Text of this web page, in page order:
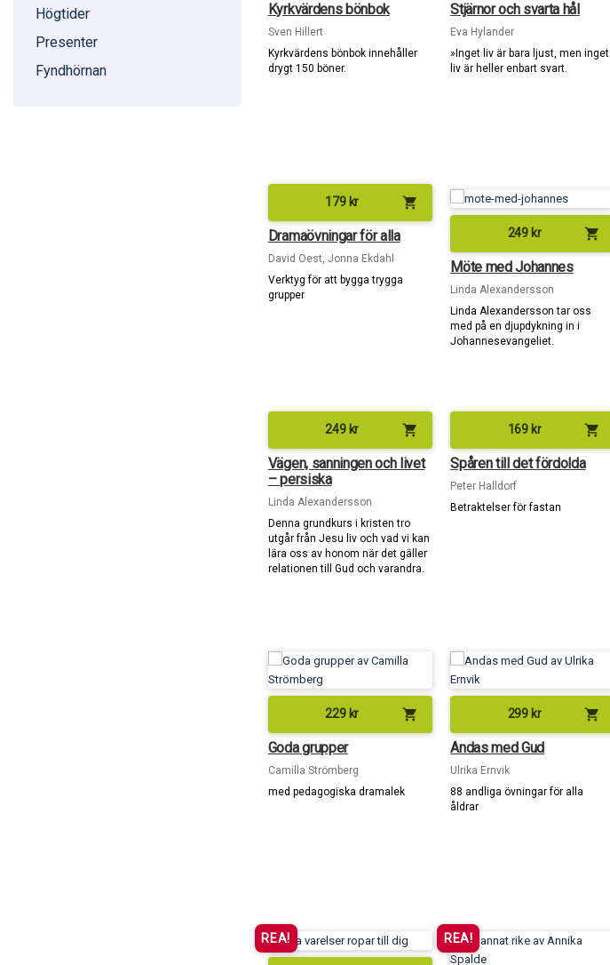
Kyrkvärdens bönbok
Sven Hillert
Kyrkvärdens bönbok innehåller
drygt 150 böner.
Stjärnor och svarta hål
Eva Hylander
»Inget liv är bara ljust, men inget
liv är heller enbart svart.
179 kr shopping_cart
Dramaövningar för alla
David Oest, Jonna Ekdahl
Verktyg för att bygga trygga
grupper
249 kr shopping_cart
Möte med Johannes
Linda Alexandersson
Linda Alexandersson tar oss
med på en djupdykning in i
Johannes­evangeliet.
249 kr shopping_cart
Vägen, sanningen och livet
– persiska
Linda Alexandersson
Denna grundkurs i kristen tro
utgår från Jesu liv och vad vi kan
lära oss av honom när det gäller
relationen till Gud och varandra.
169 kr shopping_cart
Spåren till det fördolda
Peter Halldorf
Betraktelser för fastan
229 kr shopping_cart
Goda grupper
Camilla Strömberg
med pedagogiska dramalek
299 kr shopping_cart
Andas med Gud
Ulrika Ernvik
88 andliga övningar för alla
åldrar
REA! REA!
Högtider
Presenter
Fyndhörnan